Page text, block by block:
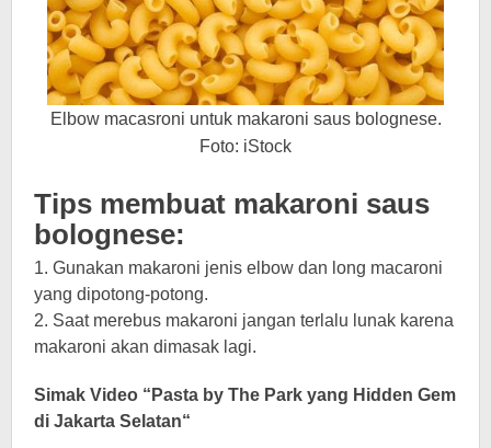
Elbow macasroni untuk makaroni saus bolognese.
Foto: iStock
Tips membuat makaroni saus
bolognese:
1. Gunakan makaroni jenis elbow dan long macaroni
yang dipotong-potong.
2. Saat merebus makaroni jangan terlalu lunak karena
makaroni akan dimasak lagi.
Simak Video “ Pasta by The Park yang Hidden Gem
di Jakarta Selatan“